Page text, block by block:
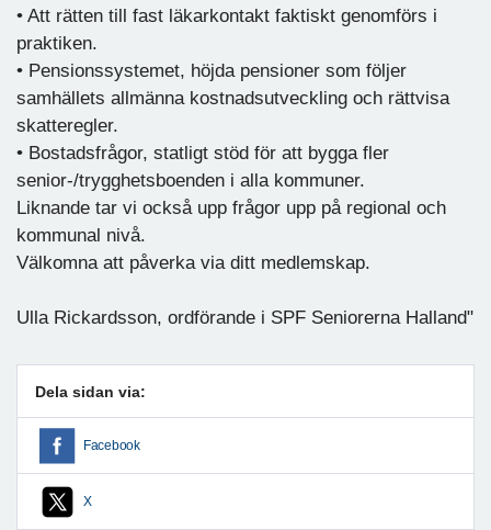
• Att rätten till fast läkarkontakt faktiskt genomförs i
praktiken.
• Pensionssystemet, höjda pensioner som följer
samhällets allmänna kostnadsutveckling och rättvisa
skatteregler.
• Bostadsfrågor, statligt stöd för att bygga fler
senior-/trygghetsboenden i alla kommuner.
Liknande tar vi också upp frågor upp på regional och
kommunal nivå.
Välkomna att påverka via ditt medlemskap.
Ulla Rickardsson, ordförande i SPF Seniorerna Halland"
Dela sidan via:
Facebook
X